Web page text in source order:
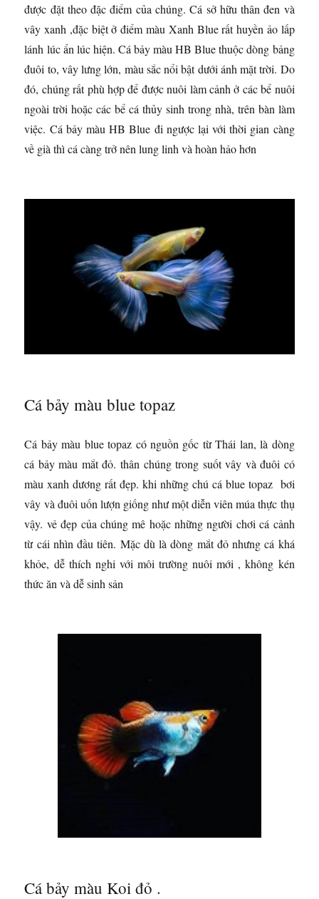
được đặt theo đặc điểm của chúng.Cá sở hữu thân đen và
vây xanh ,đặc biệt ở điểm màu Xanh Blue rất huyền ảo lấp
lánh lúc ẩn lúc hiện. Cá bảy màu HB Blue thuộc dòng bảng
đuôi to, vây lưng lớn, màu sắc nổi bật dưới ánh mặt trời. Do
đó, chúng rất phù hợp để được nuôi làm cảnh ở các bể nuôi
ngoài trời hoặc các bể cá thủy sinh trong nhà, trên bàn làm
việc. Cá bảy màu HB Blue đi ngược lại với thời gian càng
về già thì cá càng trở nên lung linh và hoàn hảo hơn
Cá bảy màu blue topaz
Cá bảy màu blue topaz có nguồn gốc từ Thái lan, là dòng
cá bảy màu mắt đỏ. thân chúng trong suốt vây và đuôi có
màu xanh dương rất đẹp.khi những chú cá blue topaz bơi
vây và đuôi uốn lượn giống như một diễn viên múa thực thụ
vậy. vẻ đẹp của chúng mê hoặc những người chơi cá cảnh
từ cái nhìn đầu tiên. Mặc dù là dòng mắt đỏ nhưng cá khá
khỏe, dễ thích nghi với môi trường nuôi mới , không kén
thức ăn và dễ sinh sản
Cá bảy màu Koi đỏ .